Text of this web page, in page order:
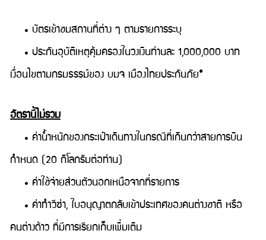
• บัตรเข้าชมสถานที่ต่าง ๆ ตามรายการระบุ
• ประกันอุบัติเหตุคุ้มครองในวงเงินท่านละ 1,000,000 บาท
เงื่อนไขตามกรมธรรม์ของ บมจ เมืองไทยประกันภัย*
อัตรานี้ไม่รวม
• ค่าน้ำหนักของกระเป๋าเดินทางในกรณีที่เกินกว่าสายการบิน
กำหนด (20 กิโลกรัมต่อท่าน)
• ค่าใช้จ่ายส่วนตัวนอกเหนือจากที่รายการ
• ค่าทำวีซ่า, ใบอนุญาตกลับเข้าประเทศของคนต่างชาติ หรือ
คนต่างด้าว ที่มีการเรียกเก็บเพิ่มเติม